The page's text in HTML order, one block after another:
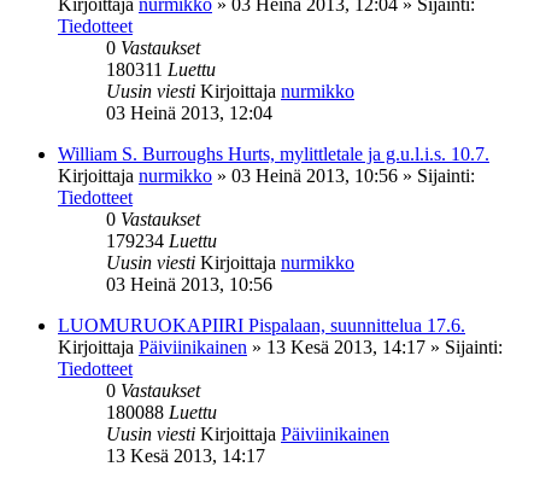
Tiedotteet
0 Vastaukset
180311 Luettu
Uusin viesti Kirjoittaja nurmikko
03 Heinä 2013, 12:04
William S. Burroughs Hurts, mylittletale ja g.u.l.i.s. 10.7.
Kirjoittaja nurmikko » 03 Heinä 2013, 10:56 » Sijainti:
Tiedotteet
0 Vastaukset
179234 Luettu
Uusin viesti Kirjoittaja nurmikko
03 Heinä 2013, 10:56
LUOMURUOKAPIIRI Pispalaan, suunnittelua 17.6.
Kirjoittaja Päiviinikainen » 13 Kesä 2013, 14:17 » Sijainti:
Tiedotteet
0 Vastaukset
180088 Luettu
Uusin viesti Kirjoittaja Päiviinikainen
13 Kesä 2013, 14:17